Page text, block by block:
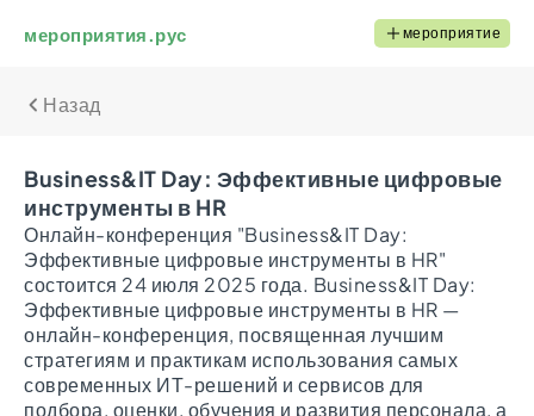
мероприятия.рус мероприятие
Назад
Business&IT Day: Эффективные цифровые
инструменты в HR
Онлайн-конференция "Business&IT Day:
Эффективные цифровые инструменты в HR"
состоится 24 июля 2025 года. Business&IT Day:
Эффективные цифровые инструменты в HR —
онлайн-конференция, посвященная лучшим
стратегиям и практикам использования самых
современных ИТ-решений и сервисов для
подбора, оценки, обучения и развития персонала, а